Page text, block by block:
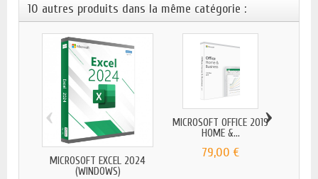
10 autres produits dans la même catégorie :
MICROSOFT EXCEL 2024
(WINDOWS)
MICROSOFT OFFICE 2019
HOME &...
79,00 €
‹ ›